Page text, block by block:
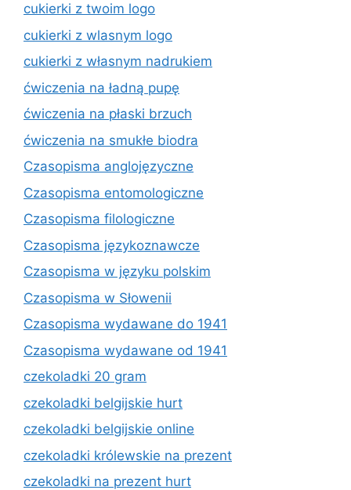
cukierki z twoim logo
cukierki z wlasnym logo
cukierki z własnym nadrukiem
ćwiczenia na ładną pupę
ćwiczenia na płaski brzuch
ćwiczenia na smukłe biodra
Czasopisma anglojęzyczne
Czasopisma entomologiczne
Czasopisma filologiczne
Czasopisma językoznawcze
Czasopisma w języku polskim
Czasopisma w Słowenii
Czasopisma wydawane do 1941
Czasopisma wydawane od 1941
czekoladki 20 gram
czekoladki belgijskie hurt
czekoladki belgijskie online
czekoladki królewskie na prezent
czekoladki na prezent hurt